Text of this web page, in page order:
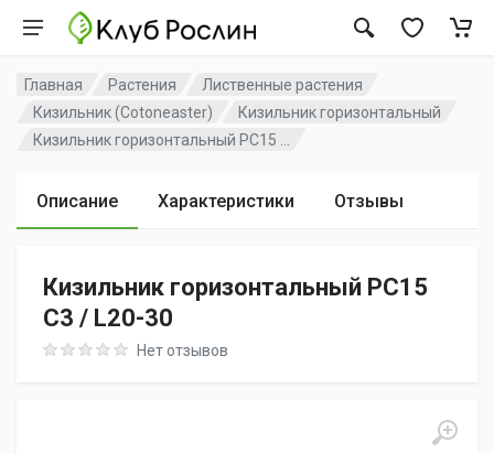
Главная Растения
Лиственные растения
Кизильник (Cotoneaster)
Кизильник горизонтальный
Кизильник горизонтальный PC15 ...
Описание Характеристики Отзывы
Кизильник горизонтальный PC15
C3 / L20-30
Rating: 0 out of 5Нет отзывов